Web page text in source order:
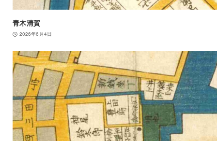
青木清賀
2026年6月4日